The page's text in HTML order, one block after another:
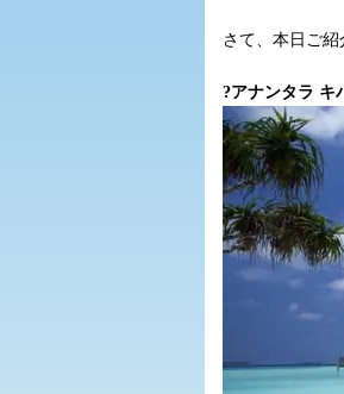
さて、本日ご
?アナンタラ キ